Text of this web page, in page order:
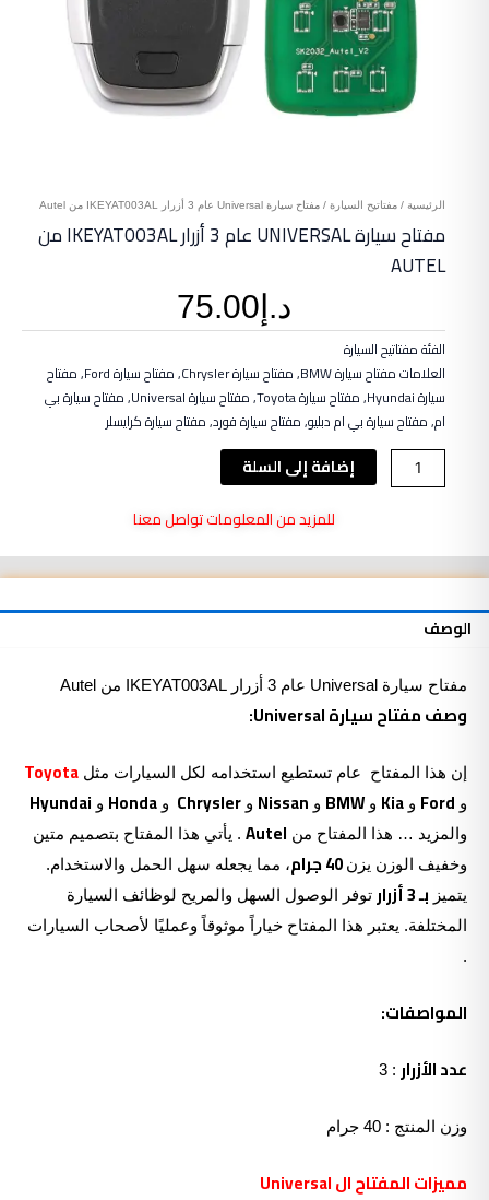
الرئيسية / مفتاتيح السيارة / مفتاح سيارة Universal عام 3 أزرار IKEYAT003AL من Autel
مفتاح سيارة UNIVERSAL عام 3 أزرار IKEYAT003AL من
AUTEL
د.إ75.00
الفئةمفتاتيح السيارة
العلاماتمفتاح سيارة BMW ,مفتاح سيارة Chrysler ,مفتاح سيارة Ford ,مفتاح
سيارة Hyundai
,مفتاح سيارة Toyota ,مفتاح سيارة Universal ,مفتاح سيارة بي
ام,مفتاح سيارة بي ام دبليو,مفتاح سيارة فورد,مفتاح سيارة كرايسلر
كمية
مفتاح
عام
3
أزرار
IKEYAT003AL
Autel
إضافة إلى السلة
للمزيد من المعلومات تواصل معنا
الوصف
مفتاح سيارة Universal عام 3 أزرار IKEYAT003AL من Autel
وصف مفتاح سيارة Universal:
إن هذا المفتاح عام تستطيع استخدامه لكل السيارات مثل Toyota
و Ford و Kia و BMW و Nissan و Chrysler و Honda و Hyundai
والمزيد … هذا المفتاح من Autel . يأتي هذا المفتاح بتصميم متين
وخفيف الوزن يزن
، مما يجعله سهل الحمل والاستخدام.
يتميز بـ 3 أزرار توفر الوصول السهل والمريح لوظائف السيارة
المختلفة. يعتبر هذا المفتاح خياراً موثوقاً وعمليًا لأصحاب السيارات
.
المواصفات:
عدد الأزرار : 3
وزن المنتج : 40 جرام
مميزات المفتاحالUniversal